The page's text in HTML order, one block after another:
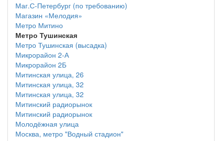
Маг.С-Петербург (по требованию)
Магазин «Мелодия»
Метро Митино
Метро Тушинская
Метро Тушинская (высадка)
Микрорайон 2-А
Микрорайон 2Б
Митинская улица, 26
Митинская улица, 32
Митинская улица, 32
Митинский радиорынок
Митинский радиорынок
Молодёжная улица
Москва, метро "Водный стадион"